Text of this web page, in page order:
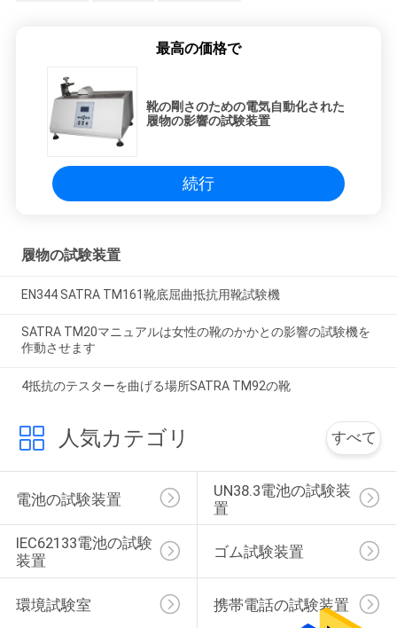
最高の価格で
靴の剛さのための電気自動化された
履物の影響の試験装置
続行
履物の試験装置
EN344 SATRA TM161靴底屈曲抵抗用靴試験機
SATRA TM20マニュアルは女性の靴のかかとの影響の試験機を
作動させます
4抵抗のテスターを曲げる場所SATRA TM92の靴
人気カテゴリ すべて
電池の試験装置
UN38.3電池の試験装
置
IEC62133電池の試験
装置
ゴム試験装置
環境試験室 携帯電話の試験装置